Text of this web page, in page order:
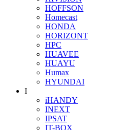
HOFFSON
Homecast
HONDA
HORIZONT
HPC
HUAVEE
HUAYU
Humax
HYUNDAI
I
iHANDY
INEXT
IPSAT
IT-BOX